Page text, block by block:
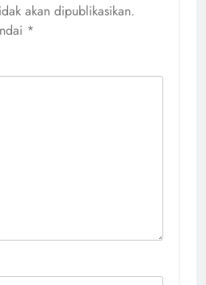
akan dipublikasikan.
*